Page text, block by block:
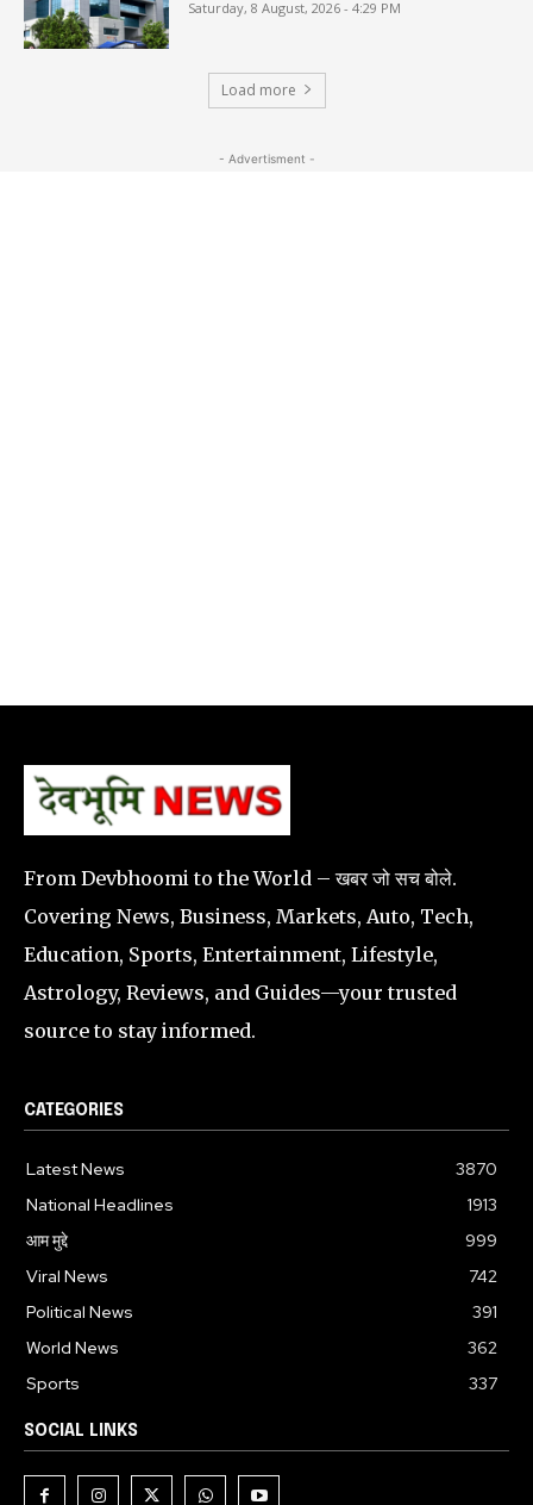
Saturday, 8 August, 2026 - 4:29 PM
Load more
- Advertisment -
From Devbhoomi to the World – खबर जो सच बोले.
Covering News, Business, Markets, Auto, Tech,
Education, Sports, Entertainment, Lifestyle,
Astrology, Reviews, and Guides—your trusted
source to stay informed.
CATEGORIES
Latest News
3870
National Headlines
1913
आम मुद्दे
999
Viral News
742
Political News
391
World News
362
Sports
337
SOCIAL LINKS